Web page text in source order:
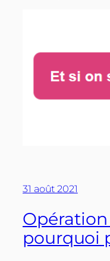
31 août 2021
Opération
pourquoi